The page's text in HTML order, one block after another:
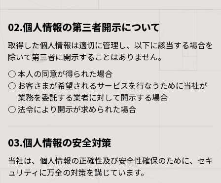
02.個人情報の第三者開示について
取得した個人情報は適切に管理し、以下に該当する場合を
除いて第三者に開示することはありません。
○本人の同意が得られた場合
○ お客さまが希望されるサービスを行なうために当社が
業務を委託する業者に対して開示する場合
○法令により開示が求められた場合
03.個人情報の安全対策
当社は、個人情報の正確性及び安全性確保のために、セキ
ュリティに万全の対策を講じています。